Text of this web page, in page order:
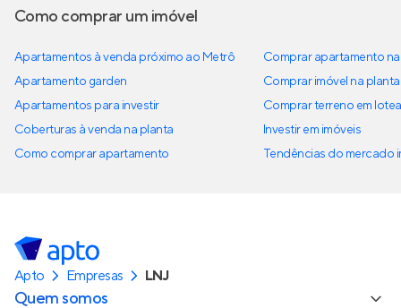
Como comprar um imóvel
Apartamentos à venda próximo ao Metrô
Apartamento garden
Apartamentos para investir
Coberturas à venda na planta
Como comprar apartamento
Comprar apartamento
Comprar imóvel na planta
Comprar terreno em
Investir em imóveis
Tendências do mercado
Apto Empresas LNJ
Quem somos